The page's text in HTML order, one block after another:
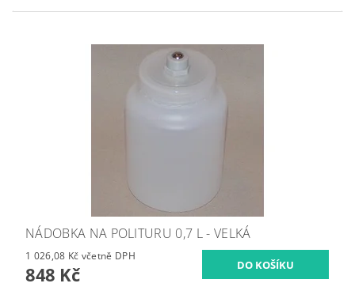
NÁDOBKA NA POLITURU 0,7 L - VELKÁ
1 026,08 Kč včetně DPH
848 Kč